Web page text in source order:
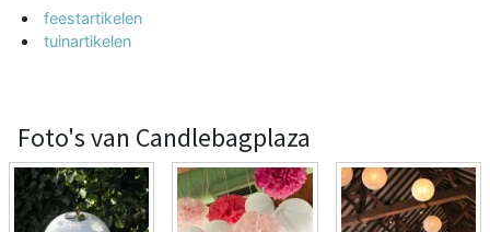
feestartikelen
tuinartikelen
Foto's van Candlebagplaza